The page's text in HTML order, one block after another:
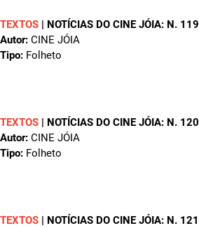
TEXTOS | NOTÍCIAS DO CINE JÓIA: N. 119
Autor: CINE JÓIA
Tipo: Folheto
TEXTOS | NOTÍCIAS DO CINE JÓIA: N. 120
Autor: CINE JÓIA
Tipo: Folheto
TEXTOS | NOTÍCIAS DO CINE JÓIA: N. 121